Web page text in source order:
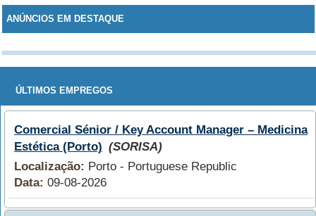
ANÚNCIOS EM DESTAQUE
ÚLTIMOS EMPREGOS
Comercial Sénior / Key Account Manager – Medicina
Estética (Porto) (SORISA)
Localização: Porto - Portuguese Republic
Data: 09-08-2026